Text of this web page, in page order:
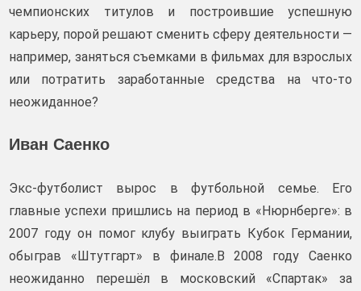
чемпионских титулов и построившие успешную
карьеру, порой решают сменить сферу деятельности —
например, заняться съемками в фильмах для взрослых
или потратить заработанные средства на что‑то
неожиданное?
Иван Саенко
Экс-футболист вырос в футбольной семье. Его
главные успехи пришлись на период в «Нюрнберге»: в
2007 году он помог клубу выиграть Кубок Германии,
обыграв «Штутгарт» в финале.В 2008 году Саенко
неожиданно перешёл в московский «Спартак» за